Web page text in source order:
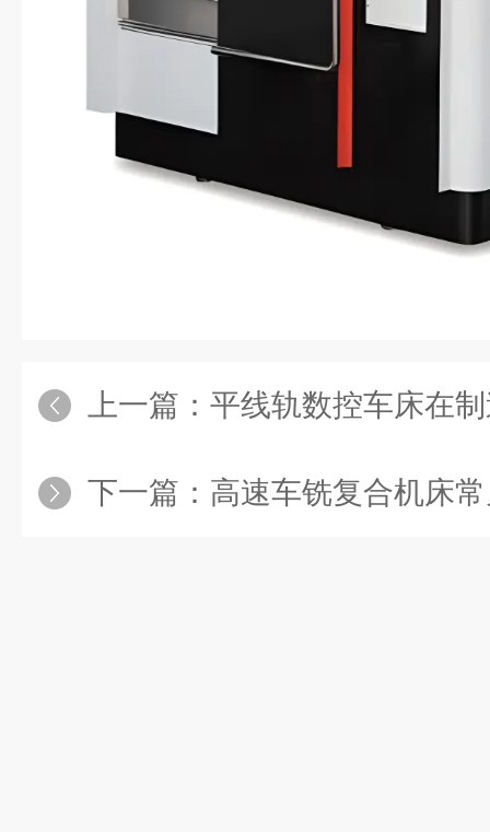
上一篇： 平线轨数控车床在
下一篇： 高速车铣复合机床